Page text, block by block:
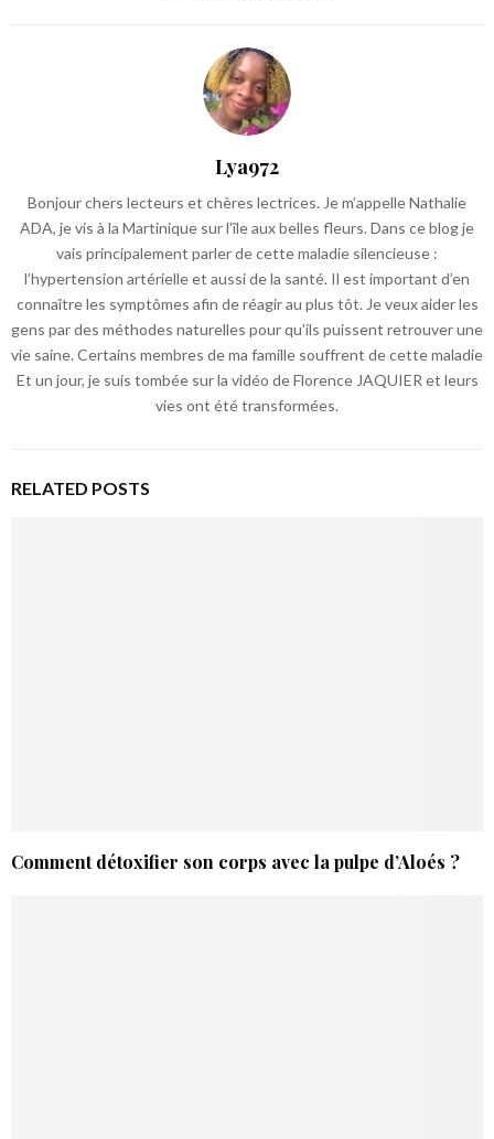
Lya972
Bonjour chers lecteurs et chères lectrices. Je m’appelle Nathalie
ADA, je vis à la Martinique sur l’île aux belles fleurs. Dans ce blog je
vais principalement parler de cette maladie silencieuse :
l’hypertension artérielle et aussi de la santé. Il est important d’en
connaître les symptômes afin de réagir au plus tôt. Je veux aider les
gens par des méthodes naturelles pour qu’ils puissent retrouver une
vie saine. Certains membres de ma famille souffrent de cette maladie
Et un jour, je suis tombée sur la vidéo de Florence JAQUIER et leurs
vies ont été transformées.
RELATED POSTS
Comment détoxifier son corps avec la pulpe d’Aloés ?